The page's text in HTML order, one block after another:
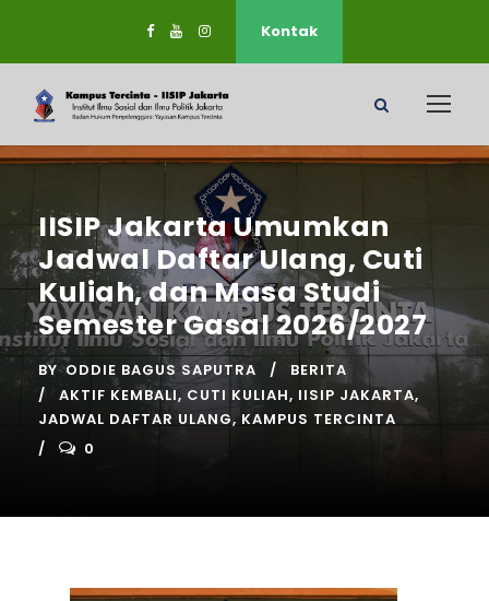
Kontak
IISIP Jakarta Umumkan
Jadwal Daftar Ulang, Cuti
Kuliah, dan Masa Studi
Semester Gasal 2026/2027
BY ODDIE BAGUS SAPUTRA
BERITA
AKTIF KEMBALI, CUTI KULIAH, IISIP JAKARTA,
JADWAL DAFTAR ULANG, KAMPUS TERCINTA
0